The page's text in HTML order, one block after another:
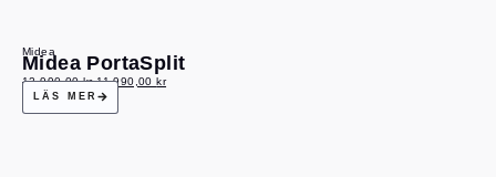
Midea
Midea PortaSplit
12 990,00kr 11 990,00kr
LÄS MER